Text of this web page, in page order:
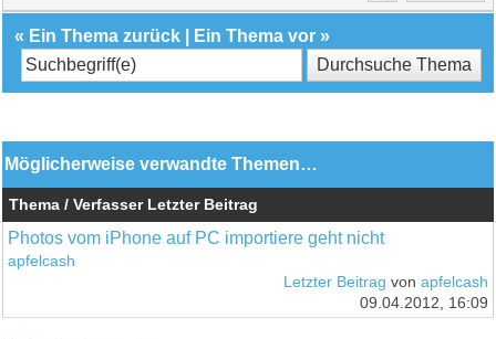
« Ein Thema zurück Ein Thema vor »
Möglicherweise verwandte Themen…
Thema / Verfasser Letzter Beitrag
Photos vom iPhone auf PC importiere geht nicht
apfelcash
Letzter Beitrag von apfelcash
09.04.2012, 16:09